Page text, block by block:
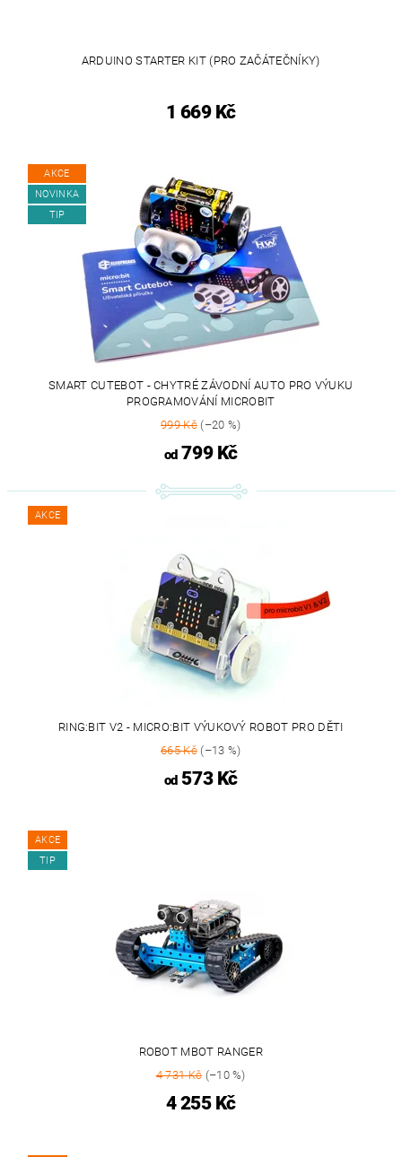
ARDUINO STARTER KIT (PRO ZAČÁTEČNÍKY)
1 669 Kč
AKCE
NOVINKA
TIP
SMART CUTEBOT - CHYTRÉ ZÁVODNÍ AUTO PRO VÝUKU
PROGRAMOVÁNÍ MICROBIT
999 Kč(–20 %)
od799 Kč
AKCE
RING:BIT V2 - MICRO:BIT VÝUKOVÝ ROBOT PRO DĚTI
665 Kč(–13 %)
od573 Kč
AKCE
TIP
ROBOT MBOT RANGER
4 731 Kč(–10 %)
4 255 Kč